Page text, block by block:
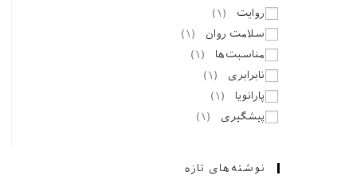
روایت
( ۱ )
سلامت روان
( ۱ )
مناسبت‌ها
( ۱ )
نابرابری
( ۱ )
پارانویا
( ۱ )
پیشگیری
( ۱ )
نوشته‌های تازه